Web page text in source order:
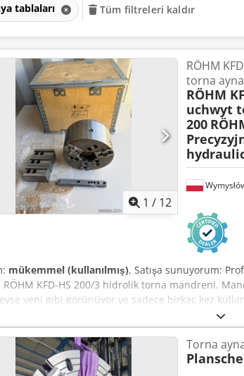
tablaları Tüm filtreleri kaldır
1 / 12
RÖHM
torna
RÖHM
uchwyt
200
mükemmel (kullanılmış), Satışa sunuyorum:
RÖHM KFD-HS 200/3 hidrolik torna mandreni.
yeni gibi görünüyor ve sadece birkaç kez
sadece çok az kullanım izi mevcut. Paket
ağız, * 3 adet RÖHM 538-55 üstten takılan
(bu kutunun bu mandren için orijinal kutu olup
RÖHM Dedpozlaqksfx Ap Deck * Model: KFD-HS
* Tek ağızın maksimum sıkma kuvveti (Fmax):
Torna